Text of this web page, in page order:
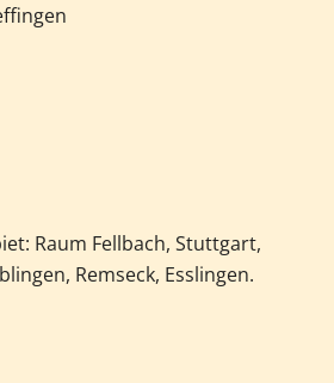
Raum Fellbach, Stuttgart,
Remseck, Esslingen.